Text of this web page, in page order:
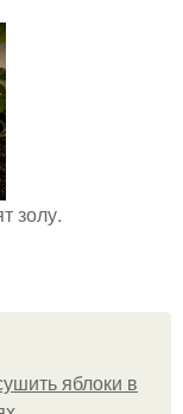
золу.
яблоки в